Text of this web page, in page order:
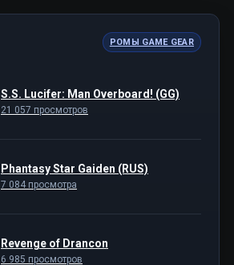
РОМЫ GAME GEAR
S.S. Lucifer: Man Overboard! (GG)
21 057 просмотров
Phantasy Star Gaiden (RUS)
7 084 просмотра
Revenge of Drancon
6 985 просмотров